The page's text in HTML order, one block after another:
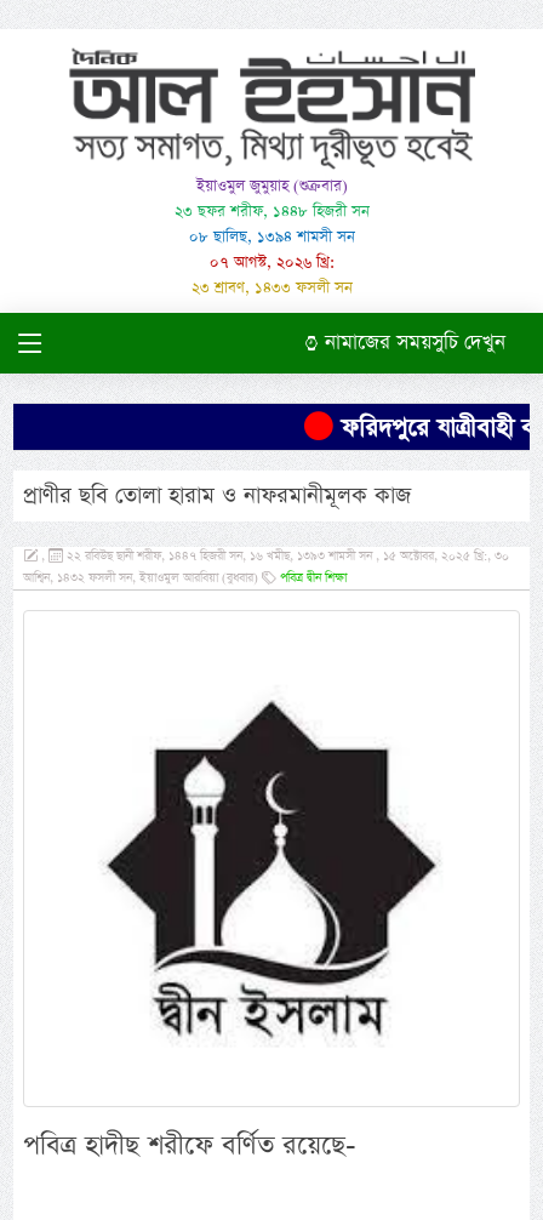
ইয়াওমুল জুমুয়াহ (শুক্রবার)
২৩ ছফর শরীফ, ১৪৪৮ হিজরী সন
০৮ ছালিছ, ১৩৯৪ শামসী সন
০৭ আগস্ট, ২০২৬ খ্রি:
২৩ শ্রাবণ, ১৪৩৩ ফসলী সন
নামাজের সময়সুচি দেখুন
ফরিদপুরে যাত্রীবাহী
প্রাণীর ছবি তোলা হারাম ও নাফরমানীমূলক কাজ
,
২২ রবিউছ ছানী শরীফ, ১৪৪৭ হিজরী সন, ১৬ খমীছ, ১৩৯৩ শামসী সন , ১৫ অক্টোবর, ২০২৫ খ্রি:, ৩০
আশ্বিন, ১৪৩২ ফসলী সন, ইয়াওমুল আরবিয়া (বুধবার)
পবিত্র দ্বীন শিক্ষা
পবিত্র হাদীছ শরীফে বর্ণিত রয়েছে-